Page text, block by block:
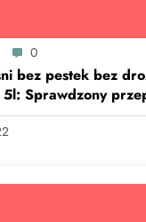
0
bez pestek bez
Sprawdzony
smaku